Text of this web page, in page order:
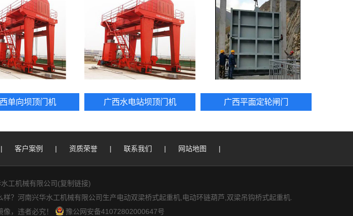
单向坝顶门机 广西水电站坝顶门机 广西平面定轮闸门
| 客户案例 | 资质荣誉 | 联系我们 | 网站地图 |
工机械有限公司(复制链接)
？河南兴华水工机械有限公司生产电动双梁桥式起重机,电动环链葫芦,双梁吊钩桥式起重机.
像，违者必究！ 豫公网安备41072802000647号